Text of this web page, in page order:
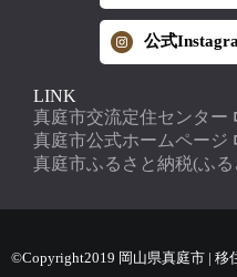
公式
LINK
真庭市交流定住センター
真庭市公式ホームページ
真庭市ふるさと納税(ふ
©Copyright2019 岡山県真庭市 | 移